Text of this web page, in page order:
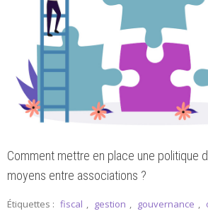
Comment mettre en place une politique
moyens entre associations ?
Étiquettes : fiscal , gestion , gouvernance ,